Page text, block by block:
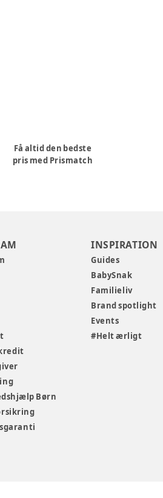
Få altid den bedste
pris med Prismatch
Børn
INSPIRATION
Guides
BabySnak
Familieliv
Brand spotlight
Events
#Helt ærligt